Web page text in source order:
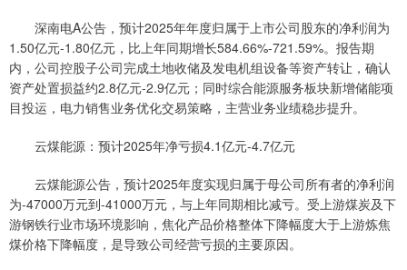
深南电A公告，预计2025年年度归属于上市公司股东的净利润为
1.50亿元-1.80亿元，比上年同期增长584.66%-721.59%。报告期
内，公司控股子公司完成土地收储及发电机组设备等资产转让，确认
资产处置损益约2.8亿元-2.9亿元；同时综合能源服务板块新增储能项
目投运，电力销售业务优化交易策略，主营业务业绩稳步提升。
云煤能源：预计2025年净亏损4.1亿元-4.7亿元
云煤能源公告，预计2025年度实现归属于母公司所有者的净利润
为-47000万元到-41000万元，与上年同期相比减亏。受上游煤炭及下
游钢铁行业市场环境影响，焦化产品价格整体下降幅度大于上游炼焦
煤价格下降幅度，是导致公司经营亏损的主要原因。